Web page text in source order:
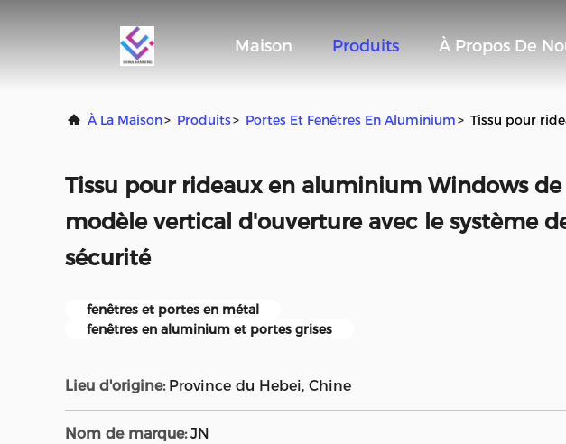
Maison Produits À Propos De
À La Maison> Produits> Portes Et Fenêtres En Aluminium> Tissu pour
Tissu pour rideaux en aluminium Windows de
modèle vertical d'ouverture avec le système
sécurité
fenêtres et portes en métal
fenêtres en aluminium et portes grises
Lieu d'origine: Province du Hebei, Chine
Nom de marque: JN